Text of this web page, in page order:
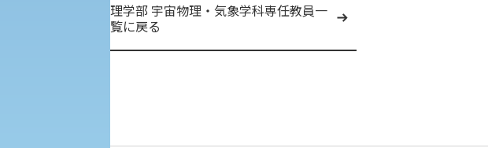
理学部 宇宙物理・気象学科専任教員一
覧に戻る